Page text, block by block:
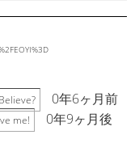
0年6ヶ月前
me!
0年9ヶ月後